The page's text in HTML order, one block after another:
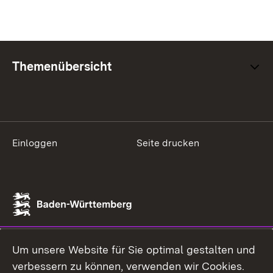
Themenübersicht
Einloggen Seite drucken
Um unsere Website für Sie optimal gestalten und
verbessern zu können, verwenden wir Cookies.